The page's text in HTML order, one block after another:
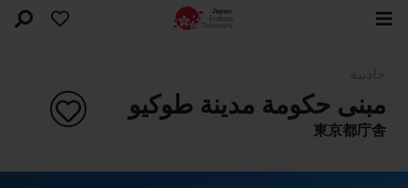
مبنى حكومة مدينة طوكيو
東京都庁舎